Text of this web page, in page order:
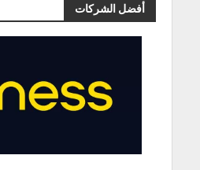
أفضل الشركات